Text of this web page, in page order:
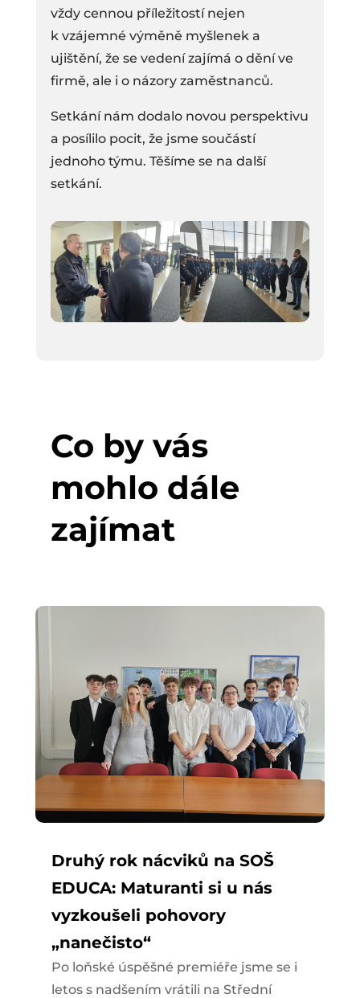
vždy cennou příležitostí nejen
k vzájemné výměně myšlenek a
ujištění, že se vedení zajímá o dění ve
firmě, ale i o názory zaměstnanců.
Setkání nám dodalo novou perspektivu
a posílilo pocit, že jsme součástí
jednoho týmu. Těšíme se na další
setkání.
Co by vás
mohlo dále
zajímat
Druhý rok nácviků na SOŠ
EDUCA: Maturanti si u nás
vyzkoušeli pohovory
„nanečisto“
Po loňské úspěšné premiéře jsme se i
letos s nadšením vrátili na Střední